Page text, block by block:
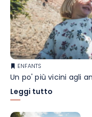
ENFANTS
Un po' più vicini agli
Leggi tutto